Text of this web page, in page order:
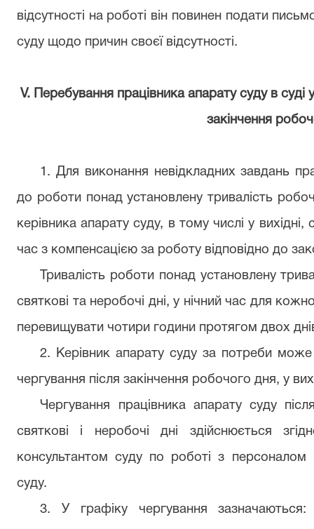
відсутності на роботі він повинен подати
суду щодо причин своєї відсутності.
V. Перебування працівника апарату суду в суді
закінчення
1. Для виконання невідкладних завдань
до роботи понад установлену тривалість
керівника апарату суду, в тому числі у
час з компенсацією за роботу відповідно до
Тривалість роботи понад установлену
святкові та неробочі дні, у нічний час для
перевищувати чотири години протягом двох
2. Керівник апарату суду за потреби може
чергування після закінчення робочого дня, у
Чергування працівника апарату суду
святкові і неробочі дні здійснюється
консультантом суду по роботі з персоналом
суду.
3. У графіку чергування